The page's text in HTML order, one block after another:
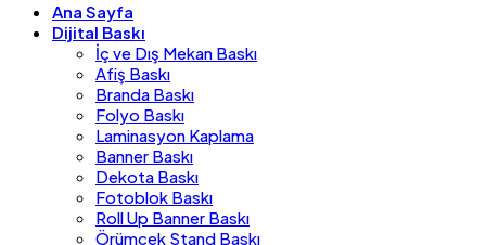
Ana Sayfa
Dijital Baskı
İç ve Dış Mekan Baskı
Afiş Baskı
Branda Baskı
Folyo Baskı
Laminasyon Kaplama
Banner Baskı
Dekota Baskı
Fotoblok Baskı
Roll Up Banner Baskı
Örümcek Stand Baskı